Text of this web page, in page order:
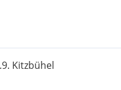
Kitzbühel